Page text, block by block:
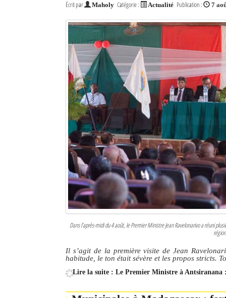
Écrit par Maholy Catégorie : Actualité Publication : 7
Dans l’après-midi du 4 août, le Premier Ministre Jean Ravelonarivo a réuni
Il s’agit de la première visite de Jean
habitude, le ton était sévère et les propos stricts.
Lire la suite : Le Premier Ministre à Antsiranana :